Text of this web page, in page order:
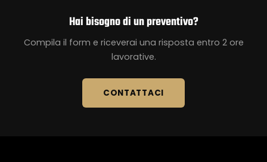
Hai bisogno di un preventivo?
Compila il form e riceverai una risposta entro 2 ore
lavorative.
CONTATTACI